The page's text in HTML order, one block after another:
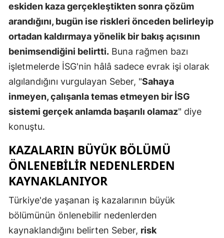
Iğdır
Yalova
Karabük
Osmaniye
Düzce
eskiden kaza gerçekleştikten sonra çözüm
arandığını, bugün ise riskleri önceden belirleyip
ortadan kaldırmaya yönelik bir bakış açısının
benimsendiğini belirtti. Buna rağmen bazı
işletmelerde İSG'nin hâlâ sadece evrak işi olarak
algılandığını vurgulayan Seber, "Sahaya
inmeyen, çalışanla temas etmeyen bir İSG
sistemi gerçek anlamda başarılı olamaz" diye
konuştu.
KAZALARIN BÜYÜK BÖLÜMÜ
ÖNLENEBILIR NEDENLERDEN
KAYNAKLANIYOR
Türkiye'de yaşanan iş kazalarının büyük
bölümünün önlenebilir nedenlerden
kaynaklandığını belirten Seber, risk